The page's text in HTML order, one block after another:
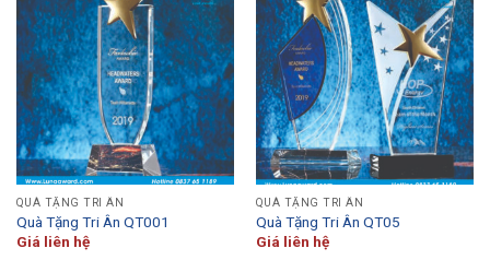
QUÀ TẶNG TRI ÂN
Quà Tặng Tri Ân QT001
Giá liên hệ
QUÀ TẶNG TRI ÂN
Quà Tặng Tri Ân QT05
Giá liên hệ